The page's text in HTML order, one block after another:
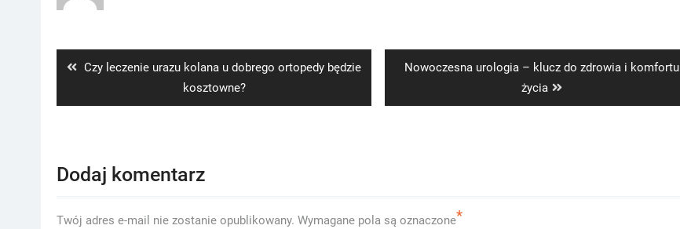
Previous
Czy leczenie urazu kolana u dobrego ortopedy będzie
kosztowne?
Next
Nowoczesna urologia – klucz do zdrowia i komfortu
życia
Dodaj komentarz
Twój adres e-mail nie zostanie opublikowany. Wymagane pola są oznaczone*